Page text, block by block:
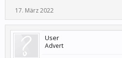
17. März 2022
User
Advert